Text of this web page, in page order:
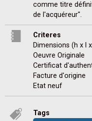
comme titre
Criteres
Dimensions (h x l
Oeuvre Originale
Certificat
Facture d'origine
Etat neuf
Tags